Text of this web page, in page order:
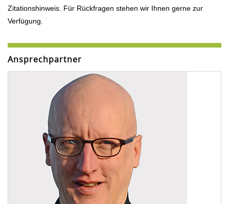
Zitationshinweis. Für Rückfragen stehen wir Ihnen gerne zur
Verfügung.
Ansprechpartner